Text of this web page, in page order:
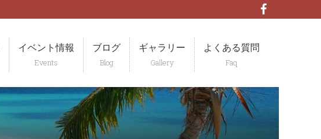
イベント情報 ブログ ギャラリー よくある質問